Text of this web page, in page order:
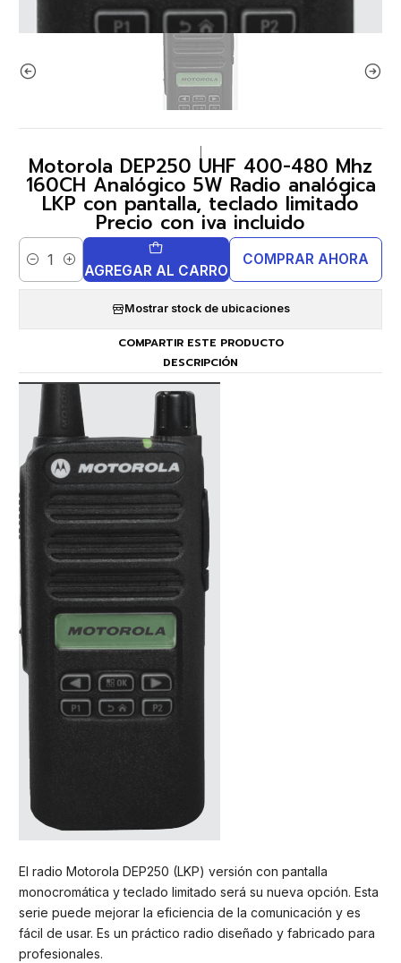
Motorola DEP250 UHF 400-480 Mhz
160CH Analógico 5W Radio analógica
LKP con pantalla, teclado limitado
Precio con iva incluido
Cantidad AGREGAR AL CARRO
COMPRAR AHORA
Mostrar stock de ubicaciones
COMPARTIR ESTE PRODUCTO
DESCRIPCIÓN
El radio Motorola DEP250 (LKP) versión con pantalla
monocromática y teclado limitado será su nueva opción. Esta
serie puede mejorar la eficiencia de la comunicación y es
fácil de usar. Es un práctico radio diseñado y fabricado para
profesionales.